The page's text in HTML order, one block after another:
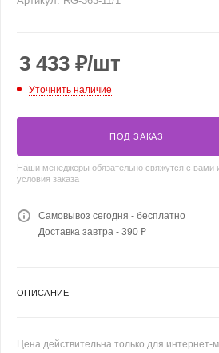
3 433 ₽/шт
Уточнить наличие
ПОД ЗАКАЗ
Наши менеджеры обязательно свяжутся с вами
условия заказа
Самовывоз сегодня - бесплатно
Доставка завтра - 390 ₽
ОПИСАНИЕ
Цена действительна только для интернет-